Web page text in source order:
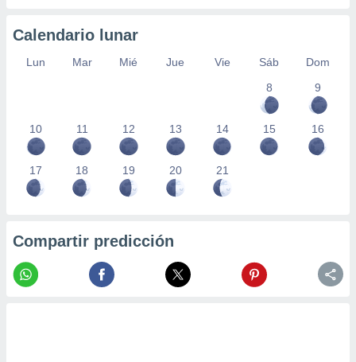
Calendario lunar
Lun Mar Mié Jue Vie Sáb
Dom
8
9
10 11 12 13 14 15 16
17 18 19 20 21
Compartir predicción